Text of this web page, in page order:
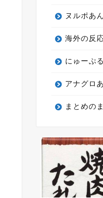
ヌルポあ
海外の反
にゅーぷる
アナグロ
まとめの